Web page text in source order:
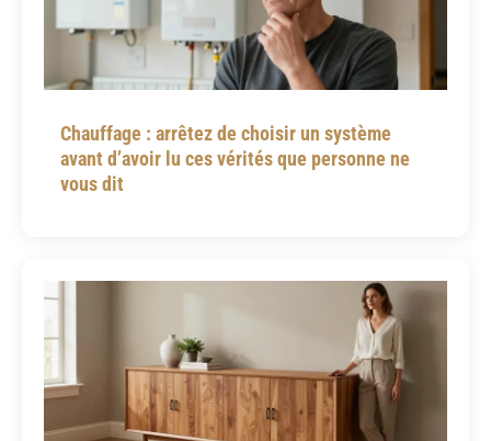
Chauffage : arrêtez de choisir un système
avant d’avoir lu ces vérités que personne ne
vous dit